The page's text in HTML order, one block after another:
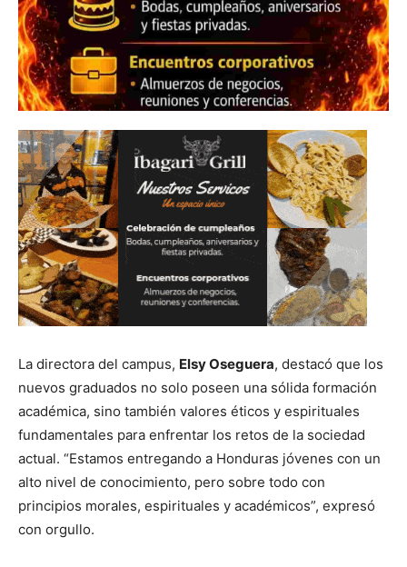
La directora del campus, Elsy Oseguera, destacó que los
nuevos graduados no solo poseen una sólida formación
académica, sino también valores éticos y espirituales
fundamentales para enfrentar los retos de la sociedad
actual. “Estamos entregando a Honduras jóvenes con un
alto nivel de conocimiento, pero sobre todo con
principios morales, espirituales y académicos”, expresó
con orgullo.